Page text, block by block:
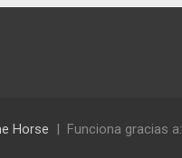
Horse Funciona gracias a: